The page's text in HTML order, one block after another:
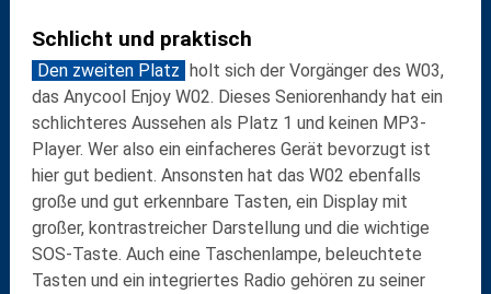
Schlicht und praktisch
Den zweiten Platz holt sich der Vorgänger des W03,
das Anycool Enjoy W02. Dieses Seniorenhandy hat ein
schlichteres Aussehen als Platz 1 und keinen MP3-
Player. Wer also ein einfacheres Gerät bevorzugt ist
hier gut bedient. Ansonsten hat das W02 ebenfalls
große und gut erkennbare Tasten, ein Display mit
großer, kontrastreicher Darstellung und die wichtige
SOS-Taste. Auch eine Taschenlampe, beleuchtete
Tasten und ein integriertes Radio gehören zu seiner